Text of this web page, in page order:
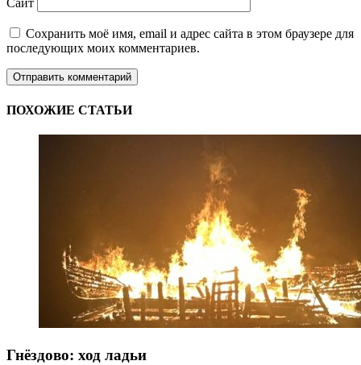
Сайт
Сохранить моё имя, email и адрес сайта в этом браузере для
последующих моих комментариев.
ПОХОЖИЕ СТАТЬИ
Гнёздово: ход ладьи